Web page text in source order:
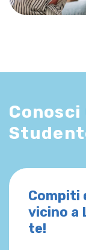
Conosci
Compiti
vicino a
te!